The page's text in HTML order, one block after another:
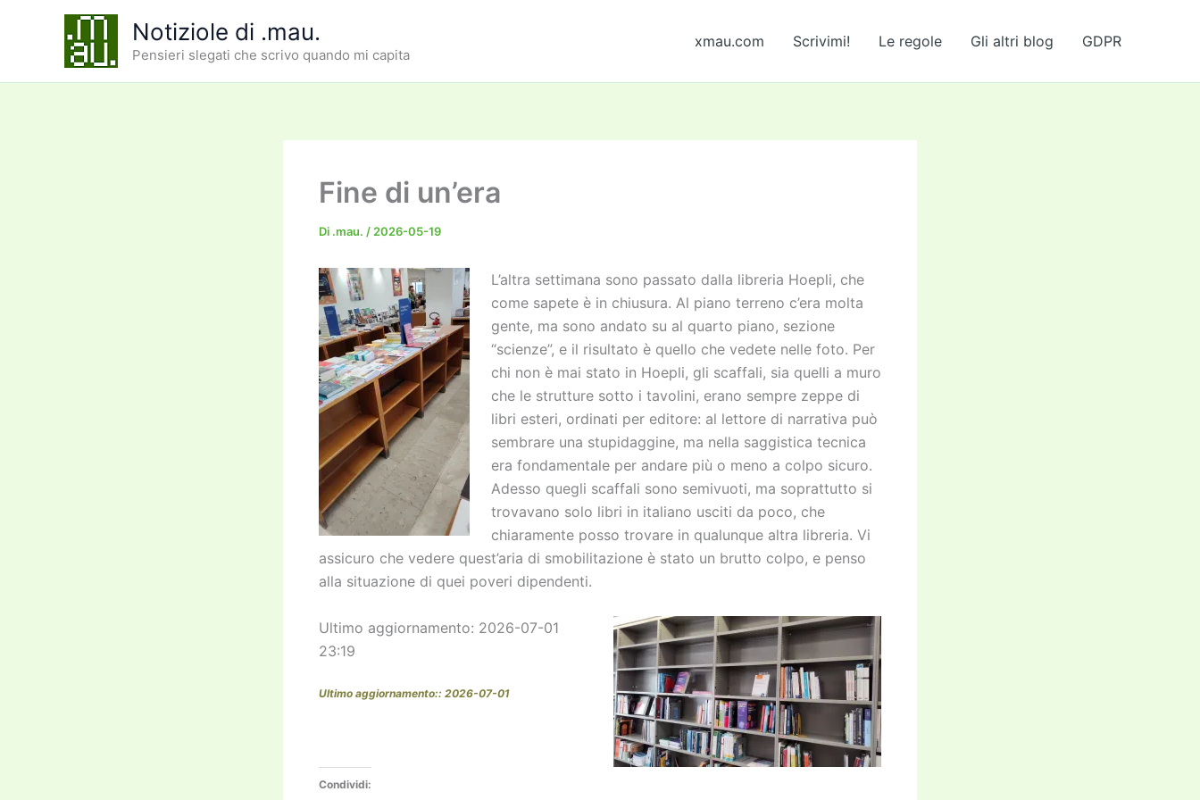
Notiziole di .mau.
Pensieri slegati che scrivo quando mi capita
xmau.com Scrivimi! Le regole Gli altri blog GDPR
Fine di un’era
Di .mau. / 2026-05-19
L’altra settimana sono passato dalla libreria Hoepli, che
come sapete è in chiusura. Al piano terreno c’era molta
gente, ma sono andato su al quarto piano, sezione
“scienze”, e il risultato è quello che vedete nelle foto. Per
chi non è mai stato in Hoepli, gli scaffali, sia quelli a muro
che le strutture sotto i tavolini, erano sempre zeppe di
libri esteri, ordinati per editore: al lettore di narrativa può
sembrare una stupidaggine, ma nella saggistica tecnica
era fondamentale per andare più o meno a colpo sicuro.
Adesso quegli scaffali sono semivuoti, ma soprattutto si
trovavano solo libri in italiano usciti da poco, che
chiaramente posso trovare in qualunque altra libreria. Vi
assicuro che vedere quest’aria di smobilitazione è stato un brutto colpo, e penso
alla situazione di quei poveri dipendenti.
Ultimo aggiornamento: 2026-07-01
23:19
Ultimo aggiornamento:: 2026-07-01
Condividi: